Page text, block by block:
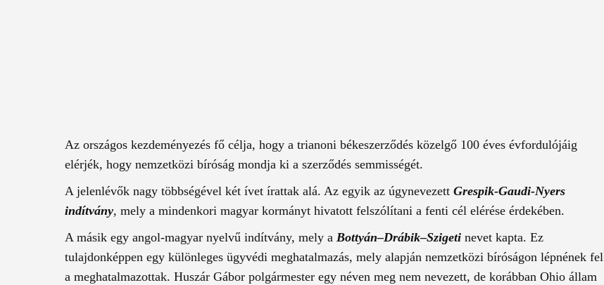
Az országos kezdeményezés fő célja, hogy a trianoni békeszerződés közelgő 100 éves évfordulójáig
elérjék, hogy nemzetközi bíróság mondja ki a szerződés semmisségét.
A jelenlévők nagy többségével két ívet írattak alá. Az egyik az úgynevezett Grespik-Gaudi-Nyers
indítvány, mely a mindenkori magyar kormányt hivatott felszólítani a fenti cél elérése érdekében.
A másik egy angol-magyar nyelvű indítvány, mely a Bottyán–Drábik–Szigeti nevet kapta. Ez
tulajdonképpen egy különleges ügyvédi meghatalmazás, mely alapján nemzetközi bíróságon lépnének fel
a meghatalmazottak. Huszár Gábor polgármester egy néven meg nem nevezett, de korábban Ohio állam